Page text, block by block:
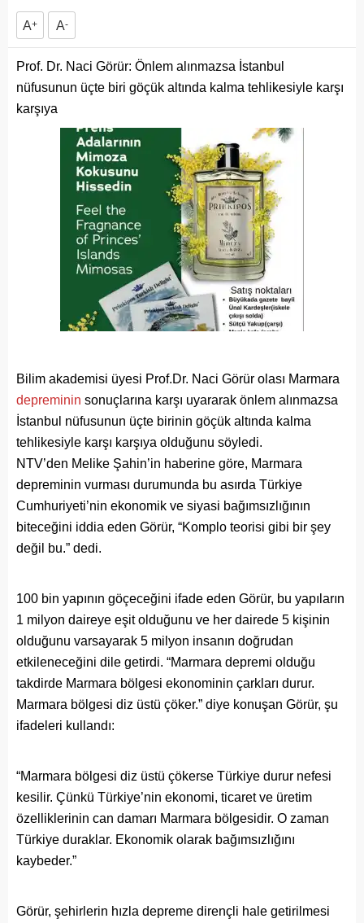
A+ A-
Prof. Dr. Naci Görür: Önlem alınmazsa İstanbul
nüfusunun üçte biri göçük altında kalma tehlikesiyle karşı
karşıya
Bilim akademisi üyesi Prof.Dr. Naci Görür olası Marmara
depreminin sonuçlarına karşı uyararak önlem alınmazsa
İstanbul nüfusunun üçte birinin göçük altında kalma
tehlikesiyle karşı karşıya olduğunu söyledi.
NTV’den Melike Şahin’in haberine göre, Marmara
depreminin vurması durumunda bu asırda Türkiye
Cumhuriyeti’nin ekonomik ve siyasi bağımsızlığının
biteceğini iddia eden Görür, “Komplo teorisi gibi bir şey
değil bu.” dedi.
100 bin yapının göçeceğini ifade eden Görür, bu yapıların
1 milyon daireye eşit olduğunu ve her dairede 5 kişinin
olduğunu varsayarak 5 milyon insanın doğrudan
etkileneceğini dile getirdi. “Marmara depremi olduğu
takdirde Marmara bölgesi ekonominin çarkları durur.
Marmara bölgesi diz üstü çöker.” diye konuşan Görür, şu
ifadeleri kullandı:
“Marmara bölgesi diz üstü çökerse Türkiye durur nefesi
kesilir. Çünkü Türkiye’nin ekonomi, ticaret ve üretim
özelliklerinin can damarı Marmara bölgesidir. O zaman
Türkiye duraklar. Ekonomik olarak bağımsızlığını
kaybeder.”
Görür, şehirlerin hızla depreme dirençli hale getirilmesi